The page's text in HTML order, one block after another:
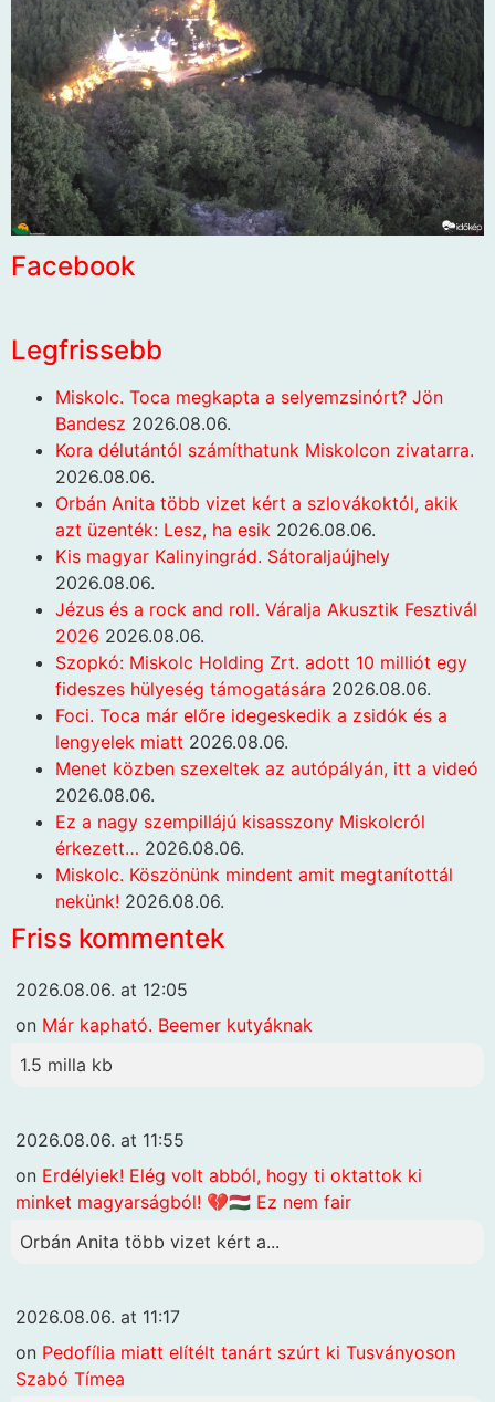
Facebook
Legfrissebb
Miskolc. Toca megkapta a selyemzsinórt? Jön
Bandesz 2026.08.06.
Kora délutántól számíthatunk Miskolcon zivatarra.
2026.08.06.
Orbán Anita több vizet kért a szlovákoktól, akik
azt üzenték: Lesz, ha esik 2026.08.06.
Kis magyar Kalinyingrád. Sátoraljaújhely
2026.08.06.
Jézus és a rock and roll. Váralja Akusztik Fesztivál
2026 2026.08.06.
Szopkó: Miskolc Holding Zrt. adott 10 milliót egy
fideszes hülyeség támogatására 2026.08.06.
Foci. Toca már előre idegeskedik a zsidók és a
lengyelek miatt 2026.08.06.
Menet közben szexeltek az autópályán, itt a videó
2026.08.06.
Ez a nagy szempillájú kisasszony Miskolcról
érkezett… 2026.08.06.
Miskolc. Köszönünk mindent amit megtanítottál
nekünk! 2026.08.06.
Friss kommentek
2026.08.06. at 12:05
on Már kapható. Beemer kutyáknak
1.5 milla kb
2026.08.06. at 11:55
on Erdélyiek! Elég volt abból, hogy ti oktattok ki
minket magyarságból! 💔🇭🇺 Ez nem fair
Orbán Anita több vizet kért a...
2026.08.06. at 11:17
on Pedofília miatt elítélt tanárt szúrt ki Tusványoson
Szabó Tímea